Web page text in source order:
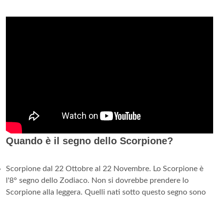
Quando è il segno dello Scorpione?
Scorpione dal 22 Ottobre al 22 Novembre. Lo Scorpione è
l'8° segno dello Zodiaco. Non si dovrebbe prendere lo
Scorpione alla leggera. Quelli nati sotto questo segno sono